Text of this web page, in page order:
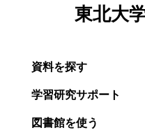
東北大
資料を探す
学習研究サポート
図書館を使う